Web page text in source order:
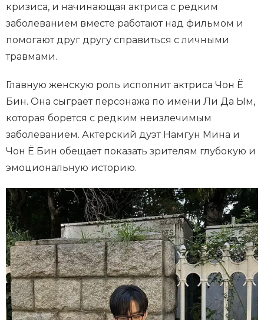
кризиса, и начинающая актриса с редким
заболеванием вместе работают над фильмом и
помогают друг другу справиться с личными
травмами.
Главную женскую роль исполнит актриса Чон Ё
Бин. Она сыграет персонажа по имени Ли Да Ым,
которая борется с редким неизлечимым
заболеванием. Актерский дуэт Намгун Мина и
Чон Ё Бин обещает показать зрителям глубокую и
эмоциональную историю.